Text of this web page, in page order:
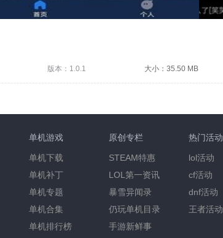
版本：1.0.1 大小：35.50 MB
单机游戏
单机下载
单机补丁
单机专题
单机合集
单机排行榜
原创专栏
STEAM特惠
LOL第一资讯
暴雪异闻录
仍玩单机目录
手游新鲜事
热门活动
lol活动
cf活动
dnf活动
王者活动